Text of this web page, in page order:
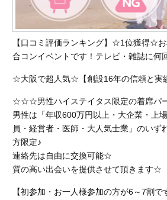
【口コミ評価ランキング】☆1位獲得☆
合コンイベントです！テレビ・雑誌に
☆大阪で超人気☆【創設16年の信頼と実
☆☆☆男性ハイステイタス限定の着席
男性は「年収600万円以上・大企業・上
員・経営者・医師・大人気士業」のいず
方限定♪
連絡先は自由に交換可能☆
質の高い出会いを提供させて頂きます☆
【初参加・お一人様参加の方が6～7割で